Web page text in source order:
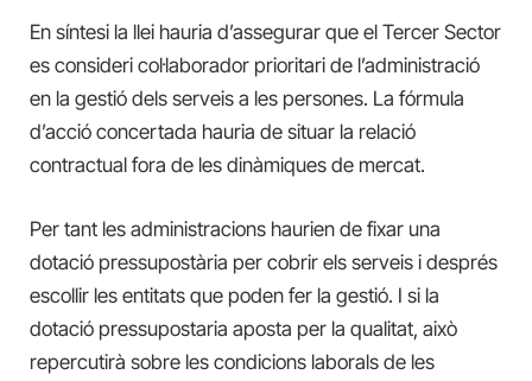
En síntesi la llei hauria d’assegurar que el Tercer Sector
es consideri col·laborador prioritari de l’administració
en la gestió dels serveis a les persones. La fórmula
d’acció concertada hauria de situar la relació
contractual fora de les dinàmiques de mercat.
Per tant les administracions haurien de fixar una
dotació pressupostària per cobrir els serveis i després
escollir les entitats que poden fer la gestió. I si la
dotació pressupostaria aposta per la qualitat, això
repercutirà sobre les condicions laborals de les